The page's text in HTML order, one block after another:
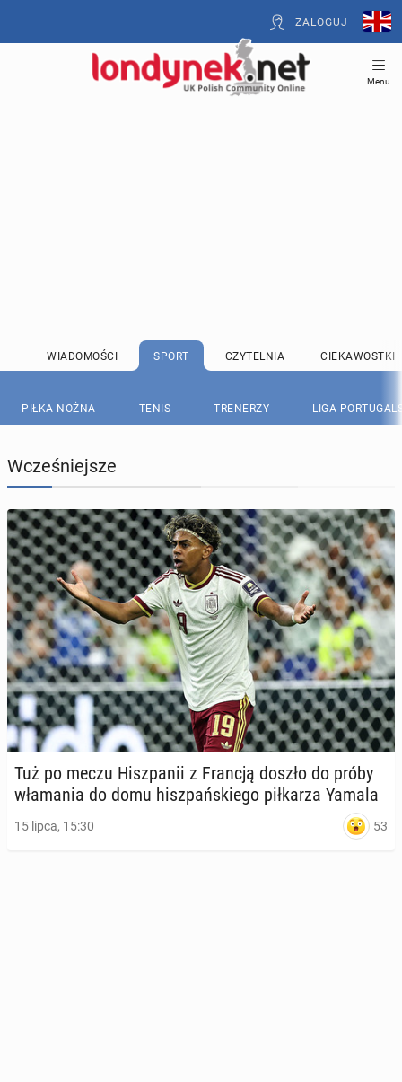
ZALOGUJ
Menu
WIADOMOŚCI SPORT CZYTELNIA CIEKAWOSTKI
PIŁKA NOŻNA TENIS TRENERZY LIGA
Wcześniejsze
Tuż po meczu Hisz­pa­nii z Francją doszło do próby
wła­ma­nia do domu hisz­pań­skie­go pił­ka­rza Yamala
15 lipca, 15:30 53